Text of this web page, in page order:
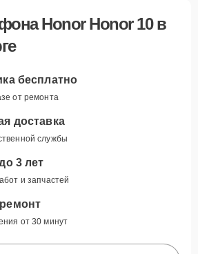
Honor Honor 10в
бесплатно
от ремонта
доставка
службы
3 лет
и запчастей
от 30 минут